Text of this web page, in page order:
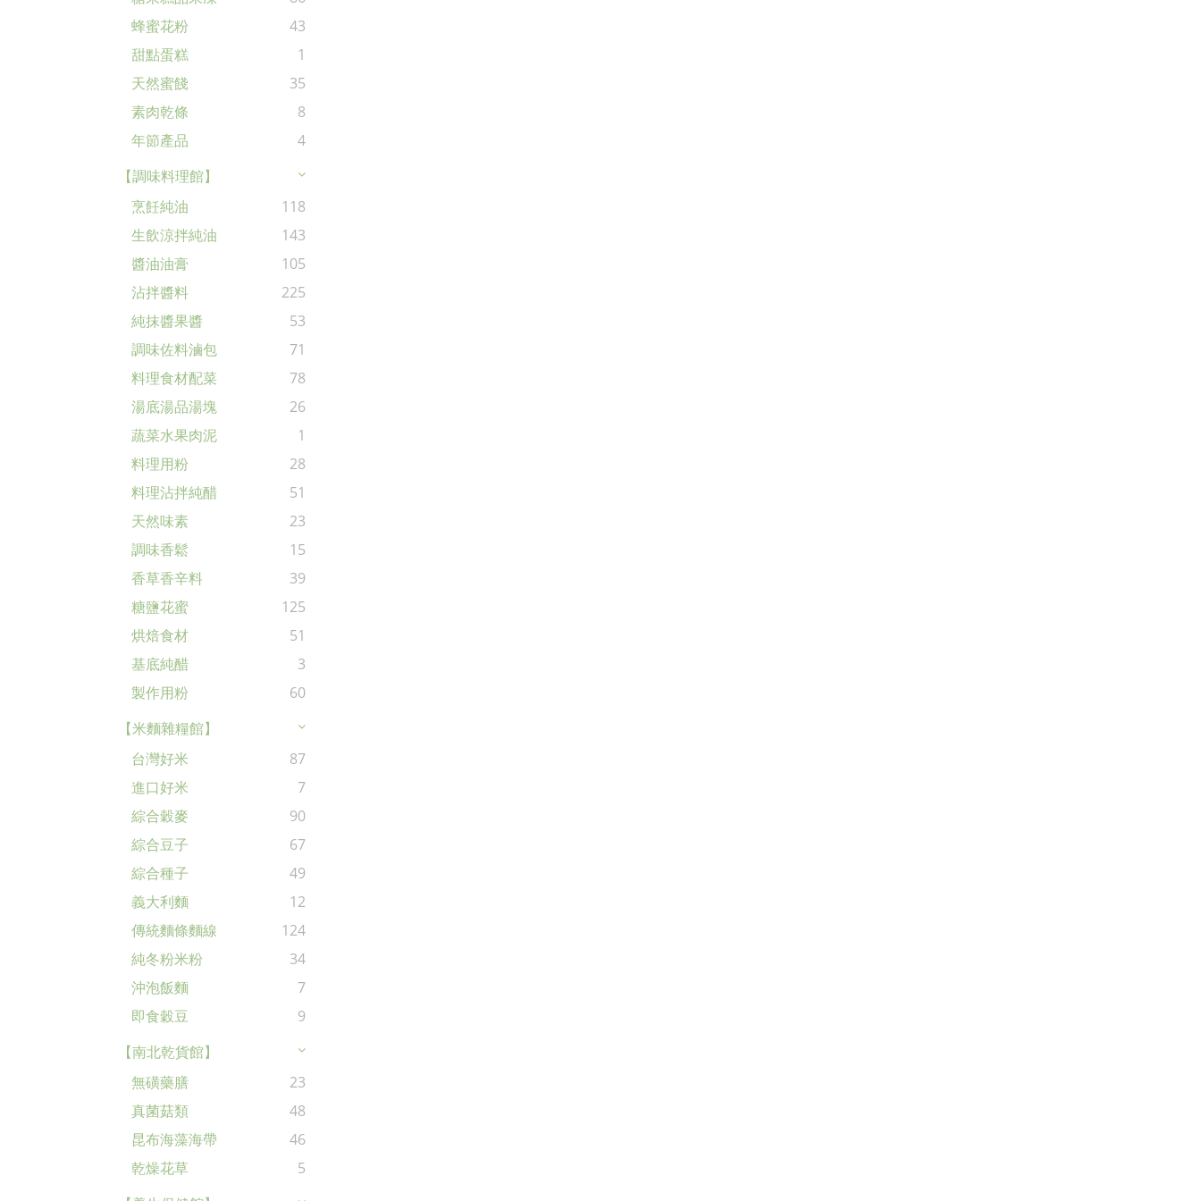
蜂蜜花粉
43
甜點蛋糕
1
天然蜜餞
35
素肉乾條
8
年節產品
4
【調味料理館】
烹飪純油
118
生飲涼拌純油
143
醬油油膏
105
沾拌醬料
225
純抹醬果醬
53
調味佐料滷包
71
料理食材配菜
78
湯底湯品湯塊
26
蔬菜水果肉泥
1
料理用粉
28
料理沾拌純醋
51
天然味素
23
調味香鬆
15
香草香辛料
39
糖鹽花蜜
125
烘焙食材
51
基底純醋
3
製作用粉
60
【米麵雜糧館】
台灣好米
87
進口好米
7
綜合穀麥
90
綜合豆子
67
綜合種子
49
義大利麵
12
傳統麵條麵線
124
純冬粉米粉
34
沖泡飯麵
7
即食穀豆
9
【南北乾貨館】
無磺藥膳
23
真菌菇類
48
昆布海藻海帶
46
乾燥花草
5